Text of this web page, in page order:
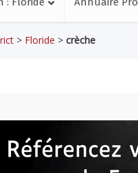
> Floride > crèche